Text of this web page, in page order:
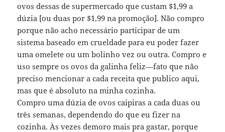
ovos dessas de supermercado que custam $1,99 a
dúzia [ou duas por $1,99 na promoção]. Não compro
porque não acho necessário participar de um
sistema baseado em crueldade para eu poder fazer
uma omelete ou um bolinho vez ou outra. Compro e
uso sempre os ovos da galinha feliz—fato que não
preciso mencionar a cada receita que publico aqui,
mas que é absoluto na minha cozinha.
Compro uma dúzia de ovos caipiras a cada duas ou
três semanas, dependendo do que eu fizer na
cozinha. Às vezes demoro mais pra gastar, porque